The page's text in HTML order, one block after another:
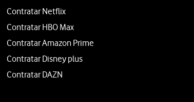
Contratar Netflix
Contratar HBO Max
Contratar Amazon Prime
Contratar Disney plus
Contratar DAZN